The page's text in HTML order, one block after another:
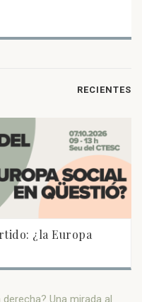
RECIENTES
¿la Europa